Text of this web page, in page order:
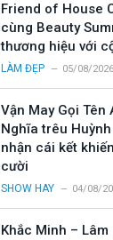
Friend of House
cùng Beauty
thương hiệu với
LÀM ĐẸP 05/08/2026
Vận May Gọi Tên
Nghĩa trêu
nhận cái kết
cười
SHOW HAY 04/08/
Khắc Minh –